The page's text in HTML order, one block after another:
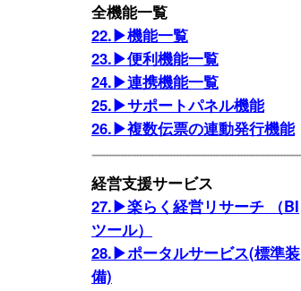
全機能一覧
22.▶機能一覧
23.▶便利機能一覧
24.▶連携機能一覧
25.▶サポートパネル機能
26.▶複数伝票の連動発行機能
経営支援サービス
27.▶楽らく経営リサーチ （BI
ツール）
28.▶ポータルサービス(標準装
備)